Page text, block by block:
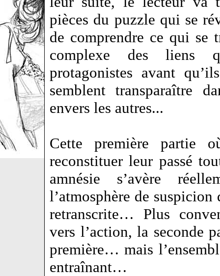
pièces du puzzle qui se
de comprendre ce qui
complexe des liens
protagonistes avant
semblent transparaître
envers les autres...
Cette première partie
reconstituer leur passé
amnésie s’avère
l’atmosphère de
retranscrite… Plus
vers l’action, la seconde
première… mais
entraînant…